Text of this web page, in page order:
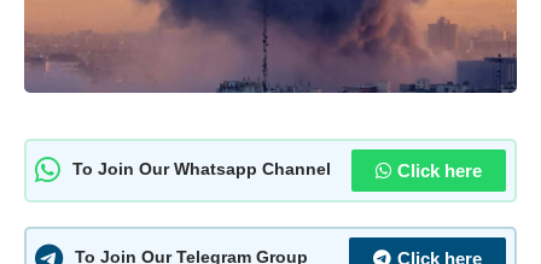
To Join Our Whatsapp Channel Click here
To Join Our Telegram Group Click here